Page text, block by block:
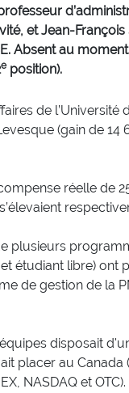
et Jean-
Absent au
eposition).
de l’Université
(gain de 14
réelle de
plusieurs
étudiant libre) ont
de gestion de la
disposait
placer au
NASDAQ et OTC).